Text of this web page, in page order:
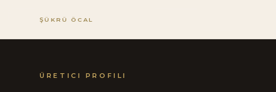
ŞÜKRÜ ÖCAL
ÜRETICI PROFILI